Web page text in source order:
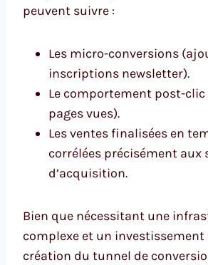
peuvent suivre :
Les micro-conversions
inscriptions newsletter).
Le comportement post-
pages vues).
Les ventes finalisées en
corrélées précisément aux
d’acquisition.
Bien que nécessitant une
complexe et un investissement
création du tunnel de